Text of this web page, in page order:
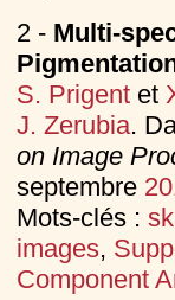
2 - Multi-
S. Prigentet
J. Zerubia.
on Image
septembre
Mots-clés :
images,
Component